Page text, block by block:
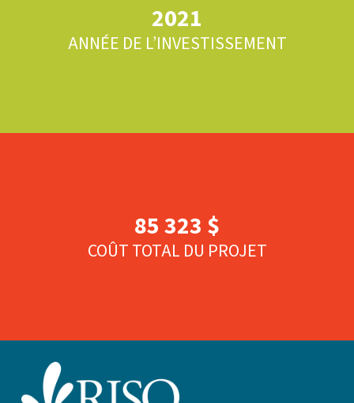
2021
ANNÉE DE L’INVESTISSEMENT
85 323 $
COÛT TOTAL DU PROJET